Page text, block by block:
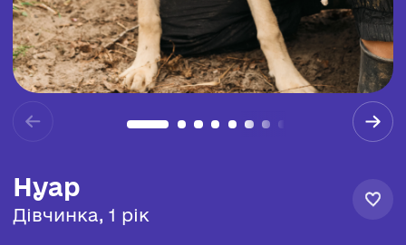
Нуар
Дівчинка, 1 рік